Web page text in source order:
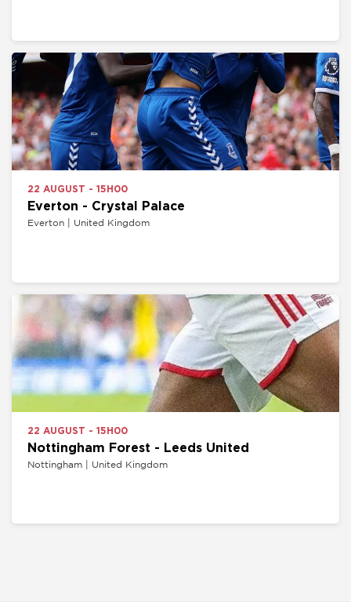
22 AUGUST - 15H00
Everton - Crystal Palace
Everton | United Kingdom
22 AUGUST - 15H00
Nottingham Forest - Leeds United
Nottingham | United Kingdom